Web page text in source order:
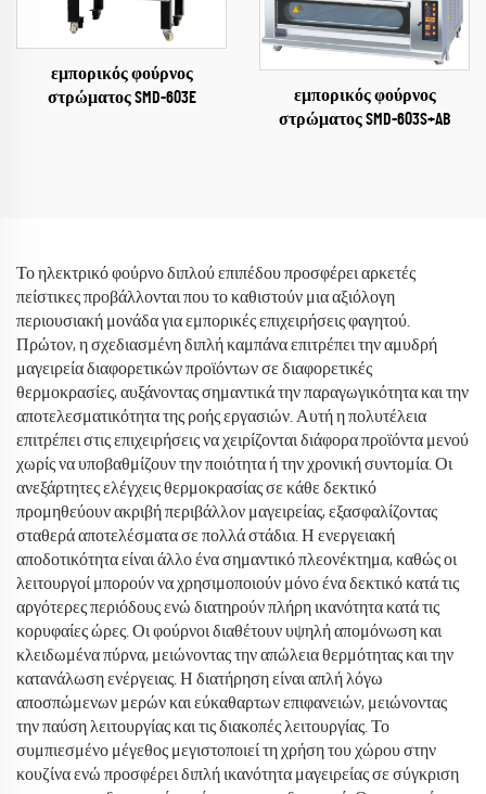
εμπορικός φούρνος
στρώματος SMD-603E
εμπορικός φούρνος
στρώματος SMD-603S+AB
Το ηλεκτρικό φούρνο διπλού επιπέδου προσφέρει αρκετές
πείστικες προβάλλονται που το καθιστούν μια αξιόλογη
περιουσιακή μονάδα για εμπορικές επιχειρήσεις φαγητού.
Πρώτον, η σχεδιασμένη διπλή καμπάνα επιτρέπει την αμυδρή
μαγειρεία διαφορετικών προϊόντων σε διαφορετικές
θερμοκρασίες, αυξάνοντας σημαντικά την παραγωγικότητα και την
αποτελεσματικότητα της ροής εργασιών. Αυτή η πολυτέλεια
επιτρέπει στις επιχειρήσεις να χειρίζονται διάφορα προϊόντα μενού
χωρίς να υποβαθμίζουν την ποιότητα ή την χρονική συντομία. Οι
ανεξάρτητες ελέγχεις θερμοκρασίας σε κάθε δεκτικό
προμηθεύουν ακριβή περιβάλλον μαγειρείας, εξασφαλίζοντας
σταθερά αποτελέσματα σε πολλά στάδια. Η ενεργειακή
αποδοτικότητα είναι άλλο ένα σημαντικό πλεονέκτημα, καθώς οι
λειτουργοί μπορούν να χρησιμοποιούν μόνο ένα δεκτικό κατά τις
αργότερες περιόδους ενώ διατηρούν πλήρη ικανότητα κατά τις
κορυφαίες ώρες. Οι φούρνοι διαθέτουν υψηλή απομόνωση και
κλειδωμένα πύρνα, μειώνοντας την απώλεια θερμότητας και την
κατανάλωση ενέργειας. Η διατήρηση είναι απλή λόγω
αποσπώμενων μερών και εύκαθαρτων επιφανειών, μειώνοντας
την παύση λειτουργίας και τις διακοπές λειτουργίας. Το
συμπιεσμένο μέγεθος μεγιστοποιεί τη χρήση του χώρου στην
κουζίνα ενώ προσφέρει διπλή ικανότητα μαγειρείας σε σύγκριση